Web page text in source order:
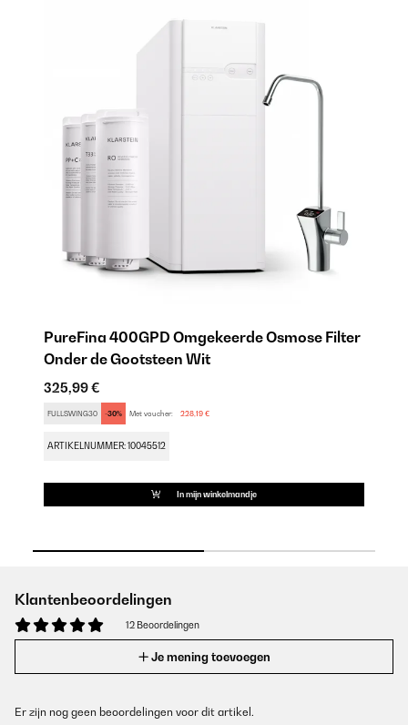
PureFina 400GPD Omgekeerde Osmose Filter
Onder de Gootsteen Wit
325,99 €
FULLSWING30 -30% Met voucher: 228,19 €
ARTIKELNUMMER: 10045512
In mijn winkelmandje
Klantenbeoordelingen
12 Beoordelingen
Je mening toevoegen
Er zijn nog geen beoordelingen voor dit artikel.